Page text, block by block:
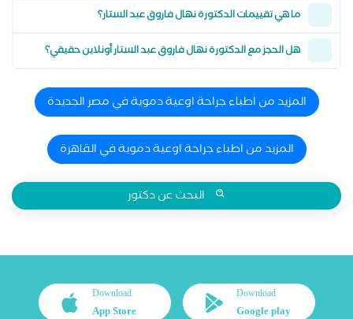
ما هي تقييمات الدكتورة نهال فاروق عبد الستار؟
هل الحجز مع الدكتورة نهال فاروق عبد الستار أونلاين حقيقي؟
المزيد من اطباء جراحة اوعية دموية في مصر الجديدة
المزيد من اطباء جراحة اوعية دموية في القاهرة
البحث عن دكتور
Download
Google play
Download
App Store